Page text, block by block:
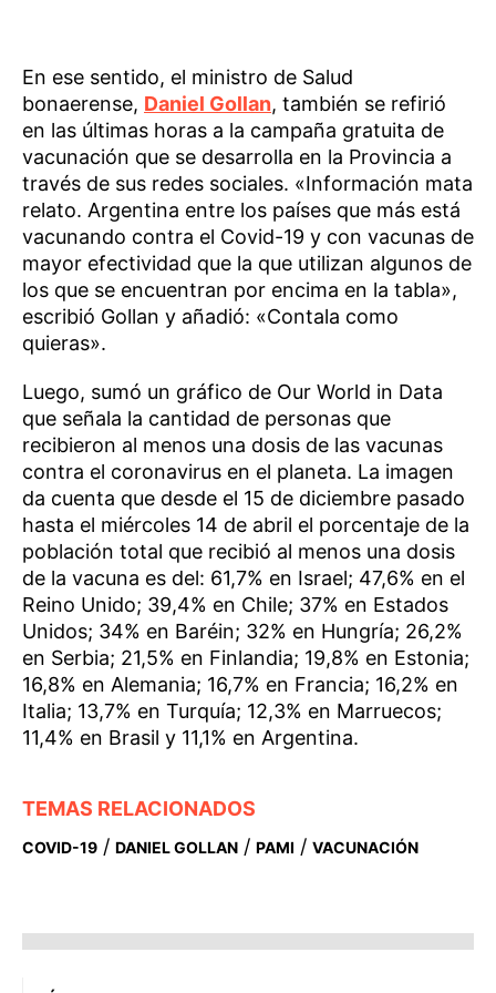
En ese sentido, el ministro de Salud
bonaerense, Daniel Gollan, también se refirió
en las últimas horas a la campaña gratuita de
vacunación que se desarrolla en la Provincia a
través de sus redes sociales. «Información mata
relato. Argentina entre los países que más está
vacunando contra el Covid-19 y con vacunas de
mayor efectividad que la que utilizan algunos de
los que se encuentran por encima en la tabla»,
escribió Gollan y añadió: «Contala como
quieras».
Luego, sumó un gráfico de Our World in Data
que señala la cantidad de personas que
recibieron al menos una dosis de las vacunas
contra el coronavirus en el planeta. La imagen
da cuenta que desde el 15 de diciembre pasado
hasta el miércoles 14 de abril el porcentaje de la
población total que recibió al menos una dosis
de la vacuna es del: 61,7% en Israel; 47,6% en el
Reino Unido; 39,4% en Chile; 37% en Estados
Unidos; 34% en Baréin; 32% en Hungría; 26,2%
en Serbia; 21,5% en Finlandia; 19,8% en Estonia;
16,8% en Alemania; 16,7% en Francia; 16,2% en
Italia; 13,7% en Turquía; 12,3% en Marruecos;
11,4% en Brasil y 11,1% en Argentina.
TEMAS RELACIONADOS
COVID-19 / DANIEL GOLLAN / PAMI / VACUNACIÓN